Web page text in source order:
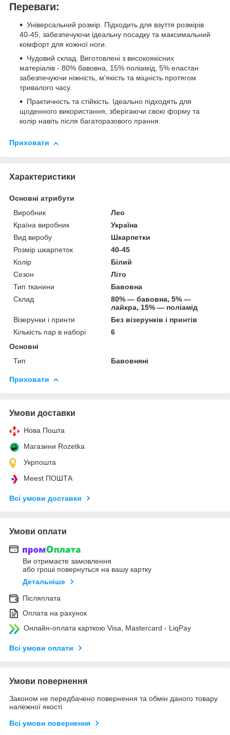
Переваги:
Універсальний розмір. Підходить для взуття розмірів
40-45, забезпечуючи ідеальну посадку та максимальний
комфорт для кожної ноги.
Чудовий склад. Виготовлені з високоякісних
матеріалів - 80% бавовна, 15% поліамід, 5% еластан
забезпечуючи ніжність, м'якість та міцність протягом
тривалого часу.
Практичність та стійкість. Ідеально підходять для
щоденного використання, зберігаючи свою форму та
колір навіть після багаторазового прання.
Приховати
Характеристики
Основні атрибути
Виробник
Лео
Країна виробник
Україна
Вид виробу
Шкарпетки
Розмір шкарпеток
40-45
Колір
Білий
Сезон
Літо
Тип тканини
Бавовна
Склад
80% — бавовна, 5% —
лайкра, 15% — поліамід
Візерунки і принти
Без візерунків і принтів
Кількість пар в наборі
6
Основні
Тип
Бавовняні
Приховати
Умови доставки
Нова Пошта
Магазини Rozetka
Укрпошта
Meest ПОШТА
Всі умови доставки
Умови оплати
Ви отримаєте замовлення
або гроші повернуться на вашу картку
Детальніше
Післяплата
Оплата на рахунок
Онлайн-оплата карткою Visa, Mastercard - LiqPay
Всі умови оплати
Умови повернення
Законом не передбачено повернення та обмін даного товару
належної якості
Всі умови повернення